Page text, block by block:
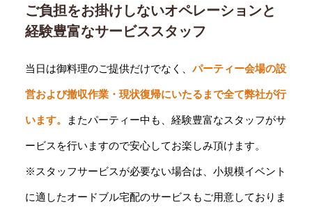
ご負担をお掛けしないオペレーションと
経験豊富なサービススタッフ
当日は御料理のご提供だけでなく、パーティー会場の設
営および撤収作業・現状復帰にいたるまで全て弊社が行
います。 またパーティー中も、経験豊富なスタッフがサ
ービスを行いますので安心してお楽しみ頂けます。
※スタッフサービスが必要ない場合は、小規模イベント
に適したオードブル宅配のサービスもご用意しておりま